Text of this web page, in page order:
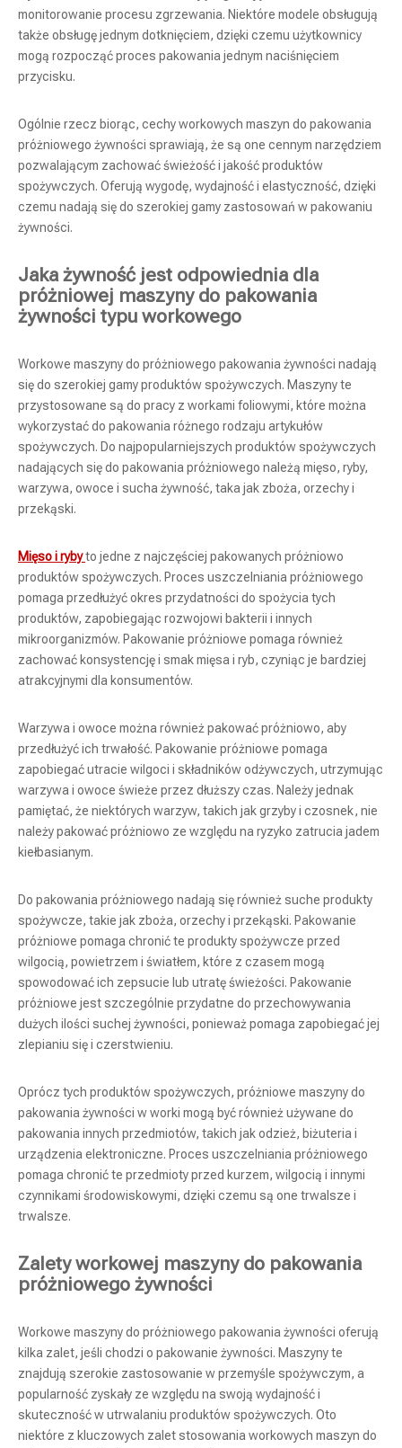
monitorowanie procesu zgrzewania. Niektóre modele obsługują
także obsługę jednym dotknięciem, dzięki czemu użytkownicy
mogą rozpocząć proces pakowania jednym naciśnięciem
przycisku.
Ogólnie rzecz biorąc, cechy workowych maszyn do pakowania
próżniowego żywności sprawiają, że są one cennym narzędziem
pozwalającym zachować świeżość i jakość produktów
spożywczych. Oferują wygodę, wydajność i elastyczność, dzięki
czemu nadają się do szerokiej gamy zastosowań w pakowaniu
żywności.
Jaka żywność jest odpowiednia dla
próżniowej maszyny do pakowania
żywności typu workowego
Workowe maszyny do próżniowego pakowania żywności nadają
się do szerokiej gamy produktów spożywczych. Maszyny te
przystosowane są do pracy z workami foliowymi, które można
wykorzystać do pakowania różnego rodzaju artykułów
spożywczych. Do najpopularniejszych produktów spożywczych
nadających się do pakowania próżniowego należą mięso, ryby,
warzywa, owoce i sucha żywność, taka jak zboża, orzechy i
przekąski.
Mięso i rybyto jedne z najczęściej pakowanych próżniowo
produktów spożywczych. Proces uszczelniania próżniowego
pomaga przedłużyć okres przydatności do spożycia tych
produktów, zapobiegając rozwojowi bakterii i innych
mikroorganizmów. Pakowanie próżniowe pomaga również
zachować konsystencję i smak mięsa i ryb, czyniąc je bardziej
atrakcyjnymi dla konsumentów.
Warzywa i owoce można również pakować próżniowo, aby
przedłużyć ich trwałość. Pakowanie próżniowe pomaga
zapobiegać utracie wilgoci i składników odżywczych, utrzymując
warzywa i owoce świeże przez dłuższy czas. Należy jednak
pamiętać, że niektórych warzyw, takich jak grzyby i czosnek, nie
należy pakować próżniowo ze względu na ryzyko zatrucia jadem
kiełbasianym.
Do pakowania próżniowego nadają się również suche produkty
spożywcze, takie jak zboża, orzechy i przekąski. Pakowanie
próżniowe pomaga chronić te produkty spożywcze przed
wilgocią, powietrzem i światłem, które z czasem mogą
spowodować ich zepsucie lub utratę świeżości. Pakowanie
próżniowe jest szczególnie przydatne do przechowywania
dużych ilości suchej żywności, ponieważ pomaga zapobiegać jej
zlepianiu się i czerstwieniu.
Oprócz tych produktów spożywczych, próżniowe maszyny do
pakowania żywności w worki mogą być również używane do
pakowania innych przedmiotów, takich jak odzież, biżuteria i
urządzenia elektroniczne. Proces uszczelniania próżniowego
pomaga chronić te przedmioty przed kurzem, wilgocią i innymi
czynnikami środowiskowymi, dzięki czemu są one trwalsze i
trwalsze.
Zalety workowej maszyny do pakowania
próżniowego żywności
Workowe maszyny do próżniowego pakowania żywności oferują
kilka zalet, jeśli chodzi o pakowanie żywności. Maszyny te
znajdują szerokie zastosowanie w przemyśle spożywczym, a
popularność zyskały ze względu na swoją wydajność i
skuteczność w utrwalaniu produktów spożywczych. Oto
niektóre z kluczowych zalet stosowania workowych maszyn do